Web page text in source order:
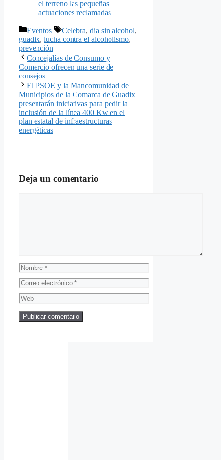
el terreno las pequeñas
actuaciones reclamadas
Categorías
Eventos Etiquetas
Celebra, dia sin alcohol,
guadix, lucha contra el alcoholismo,
prevención
Concejalías de Consumo y
Comercio ofrecen una serie de
consejos
El PSOE y la Mancomunidad de
Municipios de la Comarca de Guadix
presentarán iniciativas para pedir la
inclusión de la línea 400 Kw en el
plan estatal de infraestructuras
energéticas
Deja un comentario
Nombre
Correo
electrónico
Web